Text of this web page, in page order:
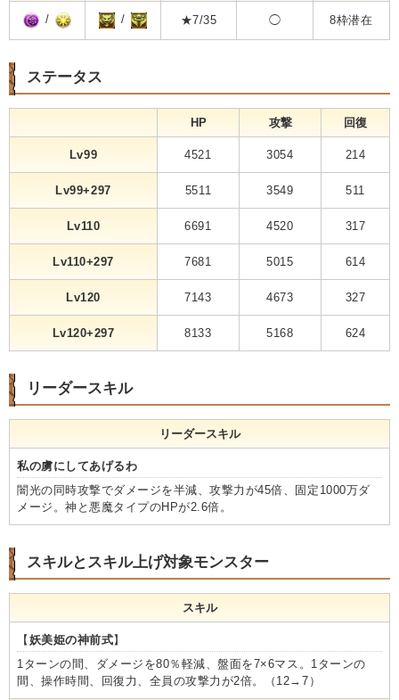
/ / ★7/35 ◯ 8枠潜在
ステータス
HP 攻撃 回復
Lv99 4521 3054 214
Lv99+297 5511 3549 511
Lv110 6691 4520 317
Lv110+297 7681 5015 614
Lv120 7143 4673 327
Lv120+297 8133 5168 624
リーダースキル
リーダースキル
私の虜にしてあげるわ
闇光の同時攻撃でダメージを半減、攻撃力が45倍、固定1000万ダ
メージ。神と悪魔タイプのHPが2.6倍。
スキルとスキル上げ対象モンスター
スキル
【 妖美姫の神前式】
1ターンの間、ダメージを80％軽減、盤面を7×6マス。1ターンの
間、操作時間、回復力、全員の攻撃力が2倍。（12→7）